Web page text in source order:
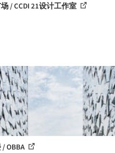
/ CCDI 21设计工作室
OBBA